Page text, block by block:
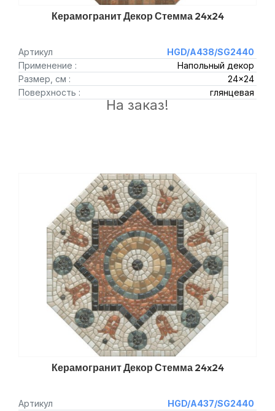
Керамогранит Декор Стемма 24x24
Артикул
HGD/A438/SG2440
Применение :
Напольный декор
Размер, см :
24x24
Поверхность :
глянцевая
На заказ!
Керамогранит Декор Стемма 24x24
Артикул
HGD/A437/SG2440